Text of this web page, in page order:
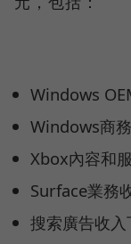
Windows
Windows商
Xbox內容和
Surface業務
搜索廣告收